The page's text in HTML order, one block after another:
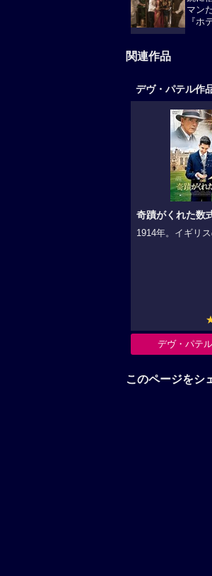
マン
『ホ
関連作品
デヴ・パテル作
奇蹟がくれた数
1914年。イギリス
デヴ・パテ
このページをシ